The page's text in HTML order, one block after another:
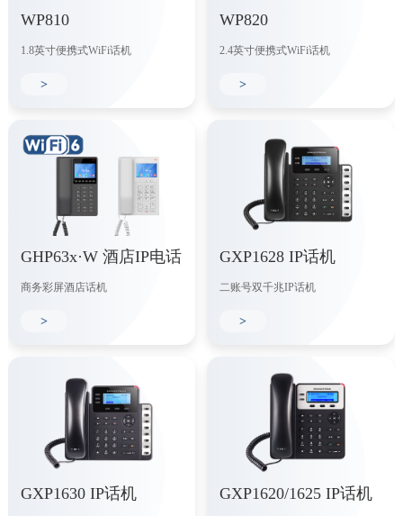
WP810
1.8英寸便携式WiFi话机
>
WP820
2.4英寸便携式WiFi话机
>
GHP63x·W 酒店IP电话
商务彩屏酒店话机
>
GXP1628 IP话机
二账号双千兆IP话机
>
GXP1630 IP话机 GXP1620/1625 IP话机